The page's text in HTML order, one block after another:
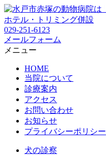
029-251-6123
メールフォーム
メニュー
HOME
当院について
診療案内
アクセス
お問い合わせ
お知らせ
プライバシーポリシー
犬の診察